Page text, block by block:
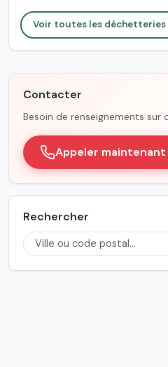
Voir toutes les déchetteries
Contacter
Besoin de renseignements
Appeler maintenant
Rechercher